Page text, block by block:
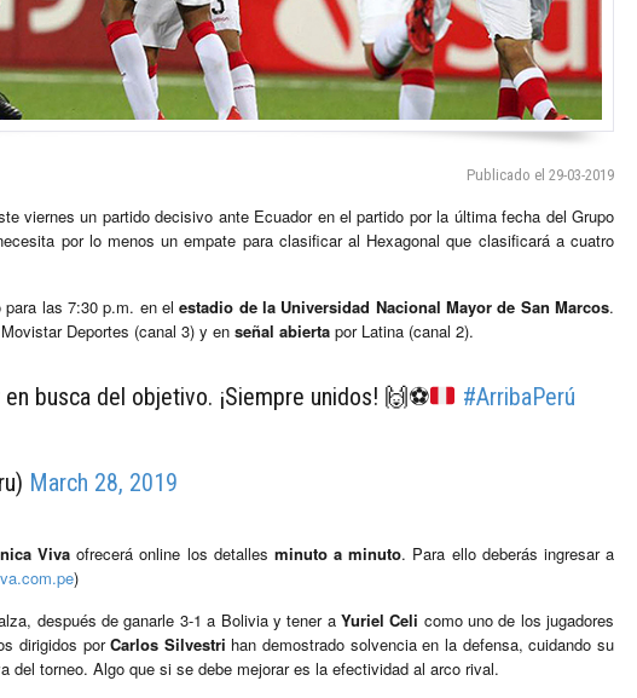
Publicado el 29-03-2019
viernes un partido decisivo ante Ecuador en el partido por la última fecha del Grupo
por lo menos un empate para clasificar al Hexagonal que clasificará a cuatro
para las 7:30 p.m. en elestadio de la Universidad Nacional Mayor de San Marcos.
Deportes (canal 3) y en señal abierta por Latina (canal 2).
busca del objetivo. ¡Siempre unidos! 🙌⚽️
#ArribaPerú
March 28, 2019
Viva ofrecerá online los detalles minuto a minuto. Para ello deberás ingresar a
)
después de ganarle 3-1 a Bolivia y tener a Yuriel Celi como uno de los jugadores
dirigidos porCarlos Silvestri han demostrado solvencia en la defensa, cuidando su
del torneo. Algo que si se debe mejorar es la efectividad al arco rival.